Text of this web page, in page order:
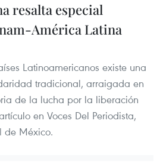
resalta especial
América Latina
Latinoamericanos existe una
tradicional, arraigada en
de la lucha por la liberación
en Voces Del Periodista,
de México.